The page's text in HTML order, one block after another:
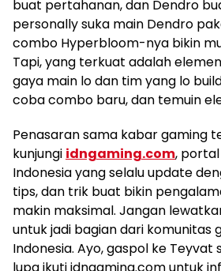
buat pertahanan, dan Dendro
personally suka main Dendro
combo Hyperbloom-nya bikin
Tapi, yang terkuat adalah
gaya main lo dan tim yang lo
coba combo baru, dan temuin
Penasaran sama kabar gaming
kunjungi idngaming.com,
Indonesia yang selalu update
tips, dan trik buat bikin
makin maksimal. Jangan
untuk jadi bagian dari komunitas
Indonesia. Ayo, gaspol ke